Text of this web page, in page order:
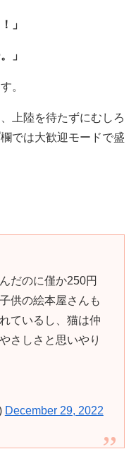
」
」
。
上陸を待たずにむしろ
では大歓迎モードで盛
だのに僅か250円
供の絵本屋さんも
ているし、猫は仲
さしさと思いやり
December 29, 2022